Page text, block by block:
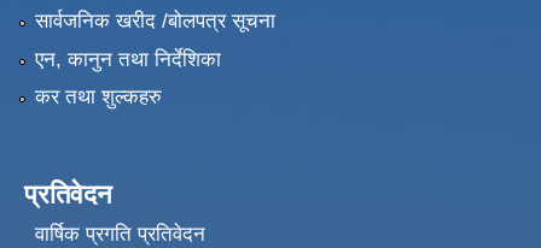
सार्वजनिक खरीद /बोलपत्र सूचना
एन, कानुन तथा निर्देशिका
कर तथा शुल्कहरु
प्रतिवेदन
वार्षिक प्रगति प्रतिवेदन